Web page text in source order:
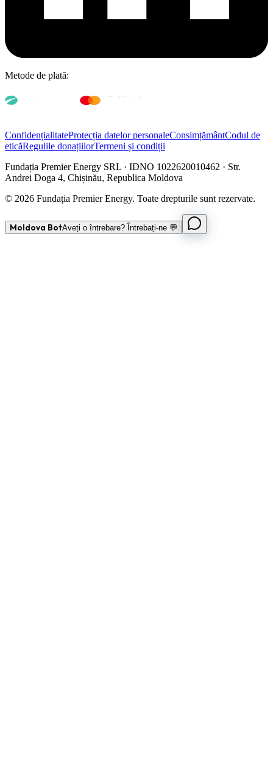
Metode de plată:
ConfidențialitateProtecția datelor personaleConsimțământCodul de
eticăRegulile donațiilorTermeni și condiții
Fundația Premier Energy SRL · IDNO 1022620010462 · Str.
Andrei Doga 4, Chișinău, Republica Moldova
© 2026 Fundația Premier Energy. Toate drepturile sunt rezervate.
Moldova BotAveți o întrebare? Întrebați-ne 💬